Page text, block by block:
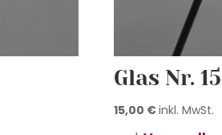
Glas Nr. 15
15,00 €inkl. MwSt.